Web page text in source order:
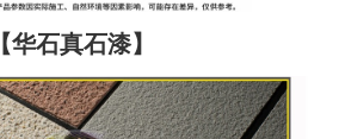
【华石真石漆】